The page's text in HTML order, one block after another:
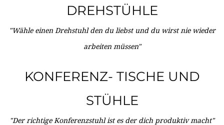
DREHSTÜHLE
"Wähle einen Drehstuhl den du liebst und du wirst nie wieder
arbeiten müssen"
KONFERENZ- TISCHE UND
STÜHLE
"Der richtige Konferenzstuhl ist es der dich produktiv macht"